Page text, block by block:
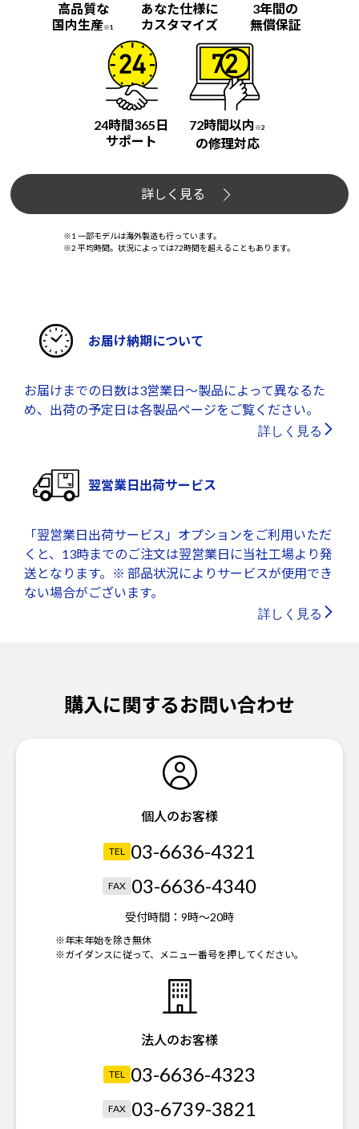
高品質な
国内生産※1
あなた仕様に
カスタマイズ
3年間の
無償保証
24時間365日
サポート
72時間以内 ※2
の修理対応
詳しく見る
※1 一部モデルは海外製造も行っています。
※2 平均時間。状況によっては72時間を超えることもあります。
お届け納期について
お届けまでの日数は3営業日～製品によって異なるた
め、出荷の予定日は各製品ページをご覧ください。
詳しく見る
翌営業日出荷サービス
「翌営業日出荷サービス」オプションをご利用いただ
くと、13時までのご注文は翌営業日に当社工場より発
送となります。※ 部品状況によりサービスが使用でき
ない場合がございます。
詳しく見る
購入に関するお問い合わせ
個人のお客様
TEL 03-6636-4321
FAX 03-6636-4340
受付時間： 9時～20時
※年末年始を除き無休
※ガイダンスに従って、メニュー番号を押してください。
法人のお客様
TEL 03-6636-4323
FAX 03-6739-3821